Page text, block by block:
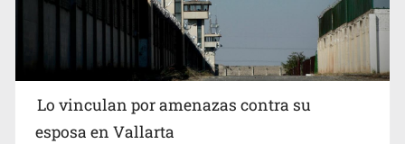
años
Lo vinculan por amenazas contra su
esposa en Vallarta